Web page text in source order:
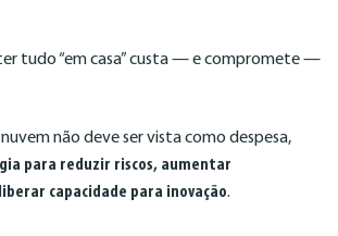
tudo “em casa” custa — e compromete —
não deve ser vista como despesa,
para reduzir riscos, aumentar
capacidade para inovação.